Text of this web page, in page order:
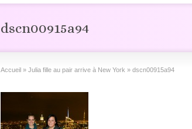
dscn00915a94
Accueil » Julia fille au pair arrive à New York » dscn00915a94